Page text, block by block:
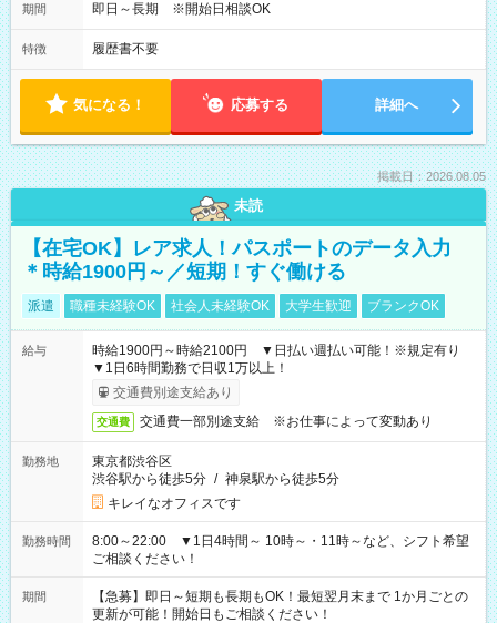
期間 即日～長期 ※開始日相談OK
特徴 履歴書不要
気になる！ 応募する 詳細へ
掲載日：2026.08.05
未読
【在宅OK】レア求人！パスポートのデータ入力
＊時給1900円～／短期！すぐ働ける
派遣 職種未経験OK 社会人未経験OK 大学生歓迎 ブランクOK
給与
時給1900円～時給2100円 ▼日払い週払い可能！※規定有り
▼1日6時間勤務で日収1万以上！
交通費別途支給あり
交通費 交通費一部別途支給 ※お仕事によって変動あり
勤務地
東京都渋谷区
渋谷駅から徒歩5分 / 神泉駅から徒歩5分
キレイなオフィスです
勤務時間
8:00～22:00 ▼1日4時間～ 10時～・11時～など、シフト希望
ご相談ください！
期間
【急募】即日～短期も長期もOK！最短翌月末まで 1か月ごとの
更新が可能！開始日もご相談ください！